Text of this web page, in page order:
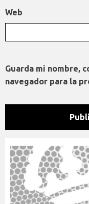
Web
Guarda mi nombre,
navegador para la